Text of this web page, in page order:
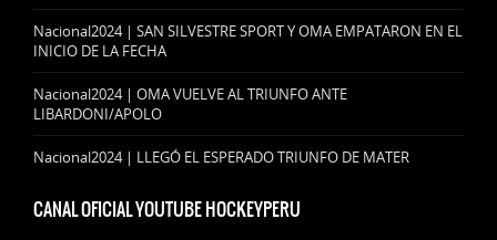
Nacional2024 | SAN SILVESTRE SPORT Y OMA EMPATARON EN EL
INICIO DE LA FECHA
Nacional2024 | OMA VUELVE AL TRIUNFO ANTE
LIBARDONI/APOLO
Nacional2024 | LLEGÓ EL ESPERADO TRIUNFO DE MATER
CANAL OFICIAL YOUTUBE HOCKEYPERU